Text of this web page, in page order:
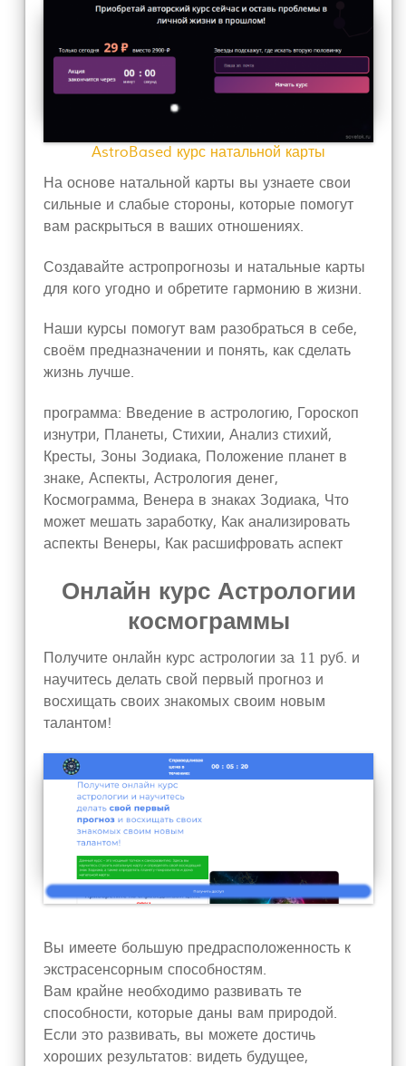
AstroBased курс натальной карты
На основе натальной карты вы узнаете свои
сильные и слабые стороны, которые помогут
вам раскрыться в ваших отношениях.
Создавайте астропрогнозы и натальные карты
для кого угодно и обретите гармонию в жизни.
Наши курсы помогут вам разобраться в себе,
своём предназначении и понять, как сделать
жизнь лучше.
программа: Введение в астрологию, Гороскоп
изнутри, Планеты, Стихии, Анализ стихий,
Кресты, Зоны Зодиака, Положение планет в
знаке, Аспекты, Астрология денег,
Космограмма, Венера в знаках Зодиака, Что
может мешать заработку, Как анализировать
аспекты Венеры, Как расшифровать аспект
Онлайн курс Астрологии
космограммы
Получите онлайн курс астрологии за 11 руб. и
научитесь делать свой первый прогноз и
восхищать своих знакомых своим новым
талантом!
Вы имеете большую предрасположенность к
экстрасенсорным способностям.
Вам крайне необходимо развивать те
способности, которые даны вам природой.
Если это развивать, вы можете достичь
хороших результатов: видеть будущее,